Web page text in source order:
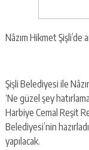
Nâzım Hikmet Şişli’de
Şişli Belediyesi ile
‘Ne güzel şey
Harbiye Cemal Reşit
Belediyesi’nin
yapılacak.